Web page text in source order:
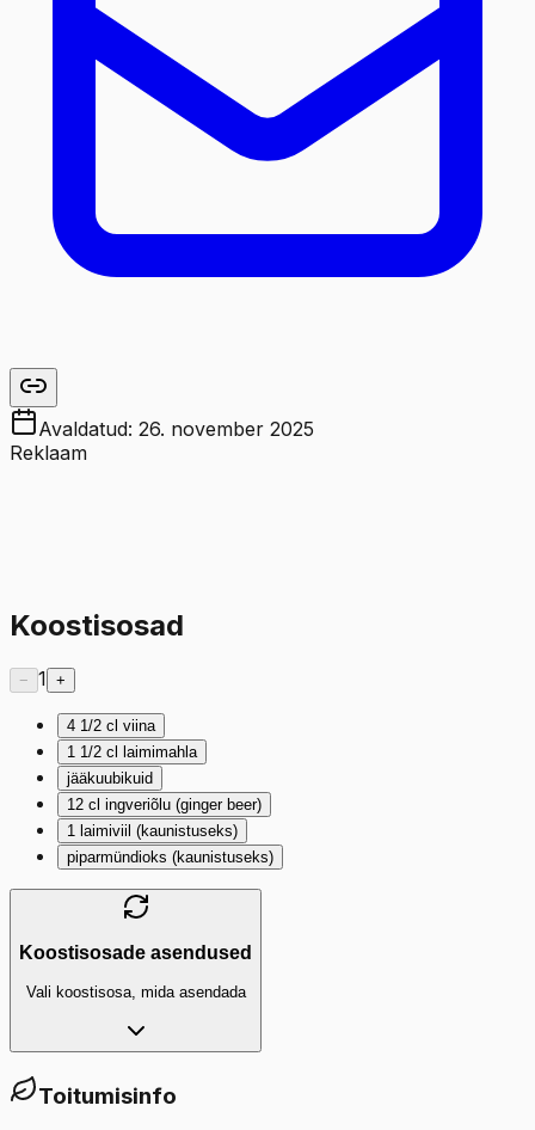
Avaldatud: 26. november 2025
Reklaam
Koostisosad
− 1 +
4 1/2 cl viina
1 1/2 cl laimimahla
jääkuubikuid
12 cl ingveriõlu (ginger beer)
1 laimiviil (kaunistuseks)
piparmündioks (kaunistuseks)
Koostisosade asendused
Vali koostisosa, mida asendada
Toitumisinfo